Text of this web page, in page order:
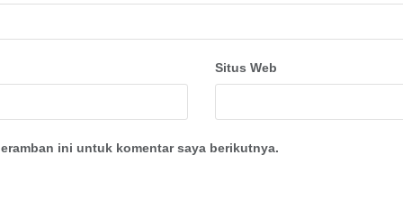
Situs Web
ini untuk komentar saya berikutnya.